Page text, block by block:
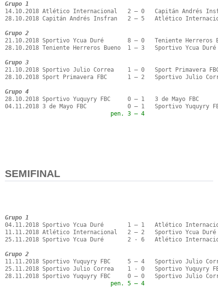
Grupo 1
14.10.2018 Atlético Internacional   2 – 0   Capitán Andrés
28.10.2018 Capitán Andrés Insfran   2 – 5   Atlético
Grupo 2
21.10.2018 Sportivo Ycua Duré       8 – 0   Teniente Herreros
28.10.2018 Teniente Herreros Bueno  1 – 3   Sportivo Ycua Duré
Grupo 3
21.10.2018 Sportivo Julio Correa    1 – 0   Sport Primavera
28.10.2018 Sport Primavera FBC      1 – 2   Sportivo Julio
Grupo 4
28.10.2018 Sportivo Yuquyry FBC     0 – 1   3 de Mayo FBC
                               pen. 3 – 4
SEMIFINAL
Grupo 1
04.11.2018 Sportivo Ycua Duré       1 – 1   Atlético
11.11.2018 Atlético Internacional   2 – 2   Sportivo Ycua Duré
25.11.2018 Sportivo Ycua Duré       2 - 6   Atlético
Grupo 2
11.11.2018 Sportivo Yuquyry FBC     5 – 4   Sportivo Julio
25.11.2018 Sportivo Julio Correa    1 - 0   Sportivo Yuquyry
                               pen. 5 – 4